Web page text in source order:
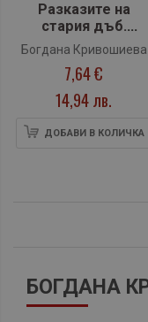
Разказите на
стария дъб.
Приказки за
българските
владетели
Богдана Кривошиева
7,64 €
14,94 лв.
ДОБАВИ В КОЛИЧКА
БОГДАНА